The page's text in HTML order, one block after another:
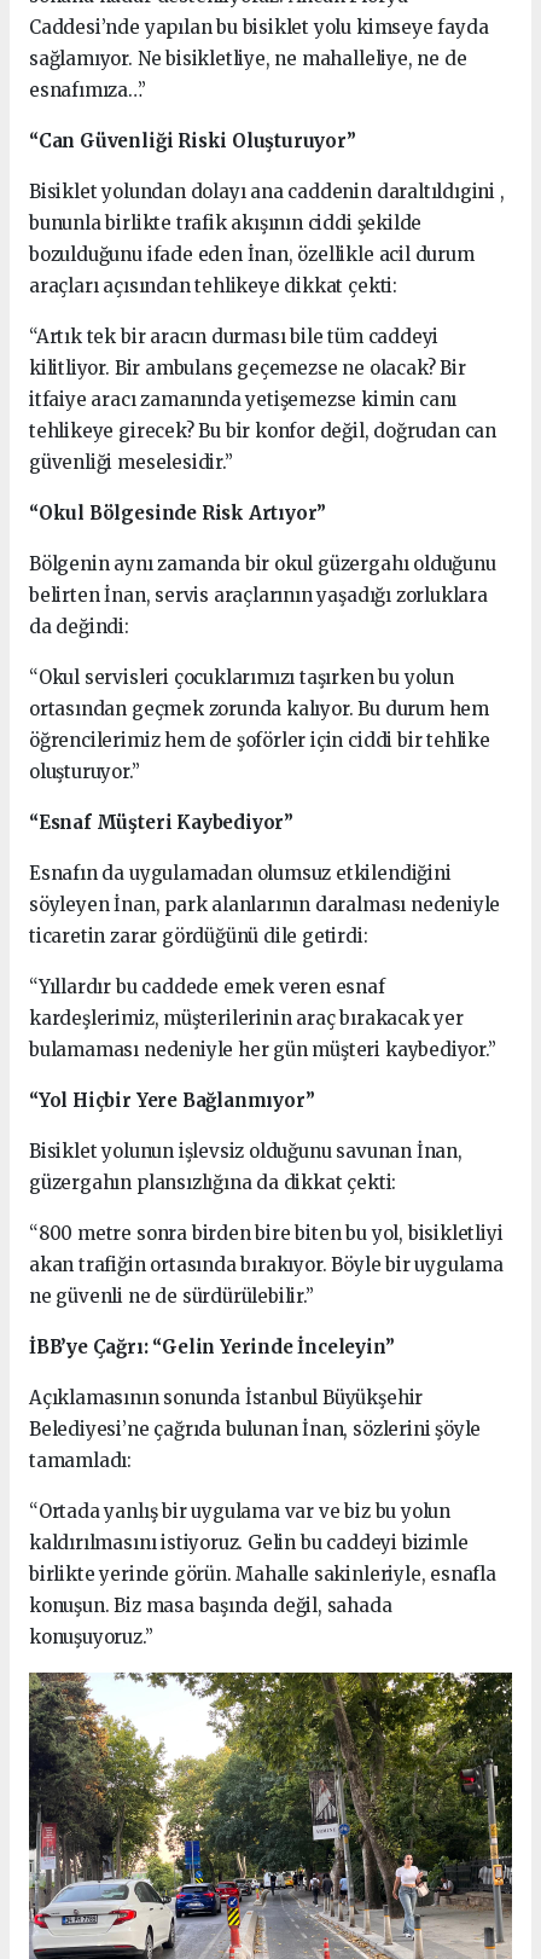
Caddesi’nde yapılan bu bisiklet yolu kimseye fayda
sağlamıyor. Ne bisikletliye, ne mahalleliye, ne de
esnafımıza…”
“Can Güvenliği Riski Oluşturuyor”
Bisiklet yolundan dolayı ana caddenin daraltıldıgini ,
bununla birlikte trafik akışının ciddi şekilde
bozulduğunu ifade eden İnan, özellikle acil durum
araçları açısından tehlikeye dikkat çekti:
“Artık tek bir aracın durması bile tüm caddeyi
kilitliyor. Bir ambulans geçemezse ne olacak? Bir
itfaiye aracı zamanında yetişemezse kimin canı
tehlikeye girecek? Bu bir konfor değil, doğrudan can
güvenliği meselesidir.”
“Okul Bölgesinde Risk Artıyor”
Bölgenin aynı zamanda bir okul güzergahı olduğunu
belirten İnan, servis araçlarının yaşadığı zorluklara
da değindi:
“Okul servisleri çocuklarımızı taşırken bu yolun
ortasından geçmek zorunda kalıyor. Bu durum hem
öğrencilerimiz hem de şoförler için ciddi bir tehlike
oluşturuyor.”
“Esnaf Müşteri Kaybediyor”
Esnafın da uygulamadan olumsuz etkilendiğini
söyleyen İnan, park alanlarının daralması nedeniyle
ticaretin zarar gördüğünü dile getirdi:
“Yıllardır bu caddede emek veren esnaf
kardeşlerimiz, müşterilerinin araç bırakacak yer
bulamaması nedeniyle her gün müşteri kaybediyor.”
“Yol Hiçbir Yere Bağlanmıyor”
Bisiklet yolunun işlevsiz olduğunu savunan İnan,
güzergahın plansızlığına da dikkat çekti:
“800 metre sonra birden bire biten bu yol, bisikletliyi
akan trafiğin ortasında bırakıyor. Böyle bir uygulama
ne güvenli ne de sürdürülebilir.”
İBB’ye Çağrı: “Gelin Yerinde İnceleyin”
Açıklamasının sonunda İstanbul Büyükşehir
Belediyesi’ne çağrıda bulunan İnan, sözlerini şöyle
tamamladı:
“Ortada yanlış bir uygulama var ve biz bu yolun
kaldırılmasını istiyoruz. Gelin bu caddeyi bizimle
birlikte yerinde görün. Mahalle sakinleriyle, esnafla
konuşun. Biz masa başında değil, sahada
konuşuyoruz.”